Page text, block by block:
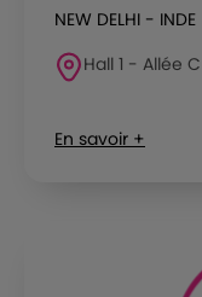
NEW DELHI - INDE
Hall 1 - Allée
En savoir +